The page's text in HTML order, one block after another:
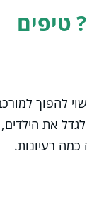
טיפים
להפוך
את
רעיונות.